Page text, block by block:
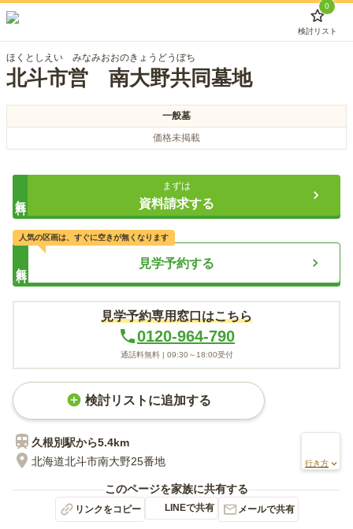
0
検討リスト
ほくとしえい みなみおおのきょうどうぼち
北斗市営 南大野共同墓地
一般墓
価格未掲載
まずは
資料請求する
見学予約する
人気の区画は、すぐに空きが無くなります
見学予約専用窓口はこちら
0120-964-790
通話料無料 | 09:30～18:00受付
検討リストに追加する
久根別駅から5.4km
北海道北斗市南大野25番地
行き方
このページを家族に共有する
リンクをコピー LINEで共有 メールで共有